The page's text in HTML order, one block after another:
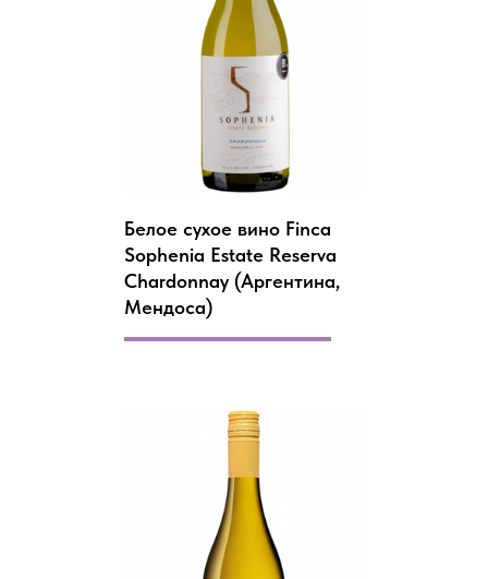
Белое сухое вино Finca
Sophenia Estate Reserva
Chardonnay (Аргентина,
Мендоса)